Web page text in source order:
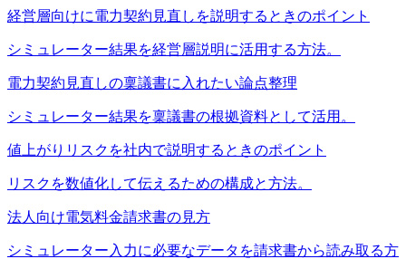
経営層向けに電力契約見直しを説明するときのポイント
シミュレーター結果を経営層説明に活用する方法。
電力契約見直しの稟議書に入れたい論点整理
シミュレーター結果を稟議書の根拠資料として活用。
値上がりリスクを社内で説明するときのポイント
リスクを数値化して伝えるための構成と方法。
法人向け電気料金請求書の見方
シミュレーター入力に必要なデータを請求書から読み取る方